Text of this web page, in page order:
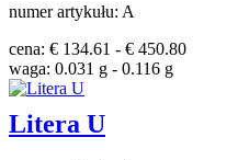
numer artykułu: A
cena: € 134.61 - € 450.80
waga: 0.031 g - 0.116 g
Litera U